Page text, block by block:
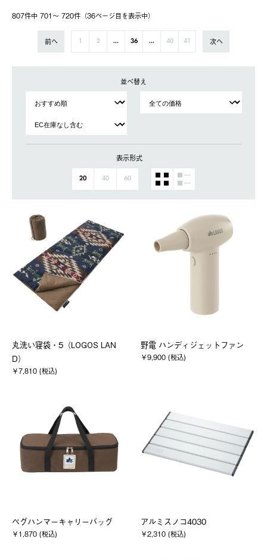
807件中 701〜 720件（36ページ⽬を表⽰中）
前へ 2 ... 36 ... 40 41 次へ
並べ替え
表示形式
20 40 60
丸洗い寝袋・5（LOGOS LAN
D）
￥7,810 (税込)
野電 ハンディジェットファン
￥9,900 (税込)
ペグハンマーキャリーバッグ
￥1,870 (税込)
アルミスノコ4030
￥2,310 (税込)